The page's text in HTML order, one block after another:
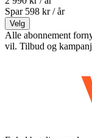
Spar 598 kr /år
Velg
Alle abonnement
vil. Tilbud og